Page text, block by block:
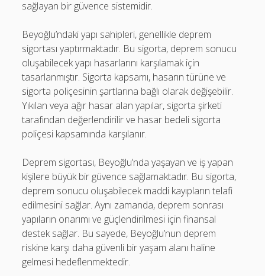
sağlayan bir güvence sistemidir.
Beyoğlu’ndaki yapı sahipleri, genellikle deprem
sigortası yaptırmaktadır. Bu sigorta, deprem sonucu
oluşabilecek yapı hasarlarını karşılamak için
tasarlanmıştır. Sigorta kapsamı, hasarın türüne ve
sigorta poliçesinin şartlarına bağlı olarak değişebilir.
Yıkılan veya ağır hasar alan yapılar, sigorta şirketi
tarafından değerlendirilir ve hasar bedeli sigorta
poliçesi kapsamında karşılanır.
Deprem sigortası, Beyoğlu’nda yaşayan ve iş yapan
kişilere büyük bir güvence sağlamaktadır. Bu sigorta,
deprem sonucu oluşabilecek maddi kayıpların telafi
edilmesini sağlar. Aynı zamanda, deprem sonrası
yapıların onarımı ve güçlendirilmesi için finansal
destek sağlar. Bu sayede, Beyoğlu’nun deprem
riskine karşı daha güvenli bir yaşam alanı haline
gelmesi hedeflenmektedir.